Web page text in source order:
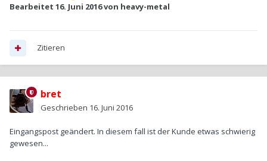
Bearbeitet 16. Juni 2016von heavy-metal
Zitieren
bret
Geschrieben 16. Juni 2016
Eingangspost geändert. In diesem fall ist der Kunde etwas schwierig
gewesen...